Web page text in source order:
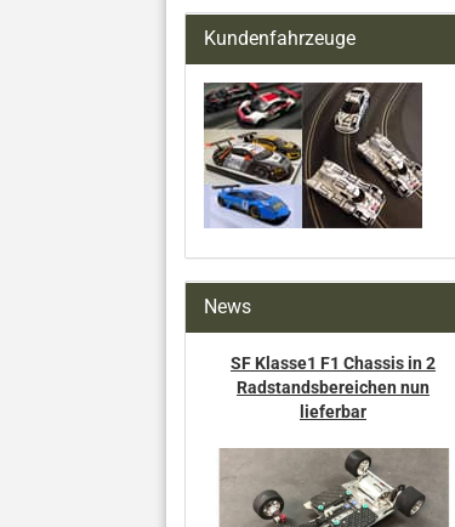
Kundenfahrzeuge
News
SF Klasse1 F1 Chassis in 2
Radstandsbereichen nun
lieferbar